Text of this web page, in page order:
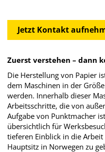
Jetzt Kontakt
Zuerst verstehen – dann
Die Herstellung von Papier
dem Maschinen in der
werden. Innerhalb dieser
Arbeitsschritte, die von
Aufgabe von Punktmacher
übersichtlich für
tieferen Einblick in die
Hauptsitz in Norwegen zu